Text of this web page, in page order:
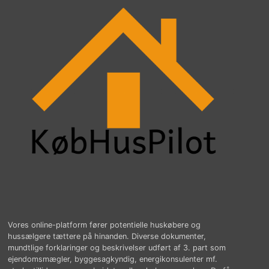
Vores online-platform fører potentielle huskøbere og
hussælgere tættere på hinanden. Diverse dokumenter,
mundtlige forklaringer og beskrivelser udført af 3. part som
ejendomsmægler, byggesagkyndig, energikonsulenter mf.